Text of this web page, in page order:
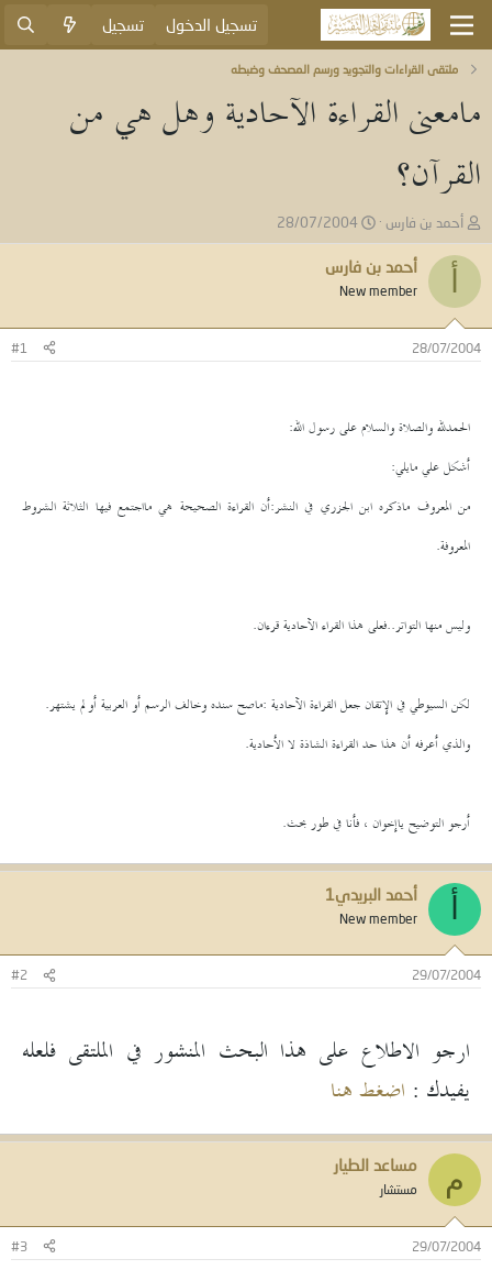
تسجيل الدخول تسجيل
ملتقى القراءات والتجويد ورسم المصحف وضبطه
مامعنى القراءة الآحادية وهل هي من
القرآن؟
ب
ا
د
ل
م
و
ع
أحمد بن فارس
ت
ا
ر
خ
ب
28/07/2004
أحمد بن فارس
New member
28/07/2004
#1
الحمدلله والصلاة والسلام على رسول الله:
أشكل علي مايلي:
من المعروف ماذكره ابن الجزري في النشر:أن القراءة الصحيحة هي مااجتمع فيها الثلاثة الشروط
المعروفة.
وليس منها التواتر..فعلى هذا القراء الآحادية قرءان.
لكن السيوطي في الإتقان جعل القراءة الآحادية :ماصح سنده وخالف الرسم أو العربية أولم يشتهر.
والذي أعرفه أن هذا حد القراءة الشاذة لا الأحادية.
أرجو التوضيح ياإخوان ، فأنا في طور بحث.
أحمد البريدي1
New member
29/07/2004
#2
ارجو الاطلاع على هذا البحث المنشور في الملتقى فلعله
يفيدك : اضغط هنا
م مساعد الطيار
مستشار
29/07/2004
#3